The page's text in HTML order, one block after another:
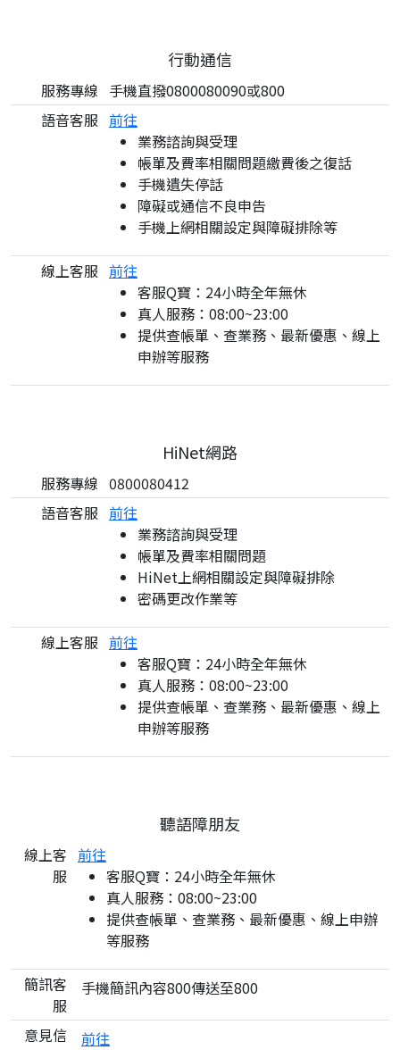
行動通信
服務專線 手機直撥0800080090或800
語音客服 前往
業務諮詢與受理
帳單及費率相關問題繳費後之復話
手機遺失停話
障礙或通信不良申告
手機上網相關設定與障礙排除等
線上客服 前往
客服Q寶：24小時全年無休
真人服務：08:00~23:00
提供查帳單、查業務、最新優惠、線上
申辦等服務
HiNet網路
服務專線 0800080412
語音客服 前往
業務諮詢與受理
帳單及費率相關問題
HiNet上網相關設定與障礙排除
密碼更改作業等
線上客服 前往
客服Q寶：24小時全年無休
真人服務：08:00~23:00
提供查帳單、查業務、最新優惠、線上
申辦等服務
聽語障朋友
線上客
服
前往
客服Q寶：24小時全年無休
真人服務：08:00~23:00
提供查帳單、查業務、最新優惠、線上申辦
等服務
簡訊客
服
手機簡訊內容800傳送至800
意見信
前往